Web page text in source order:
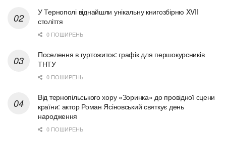
У Тернополі віднайшли унікальну книгозбірню XVII
століття
0 ПОШИРЕНЬ
Поселення в гуртожиток: графік для першокурсників
ТНТУ
0 ПОШИРЕНЬ
Від тернопільського хору «Зоринка» до провідної сцени
країни: актор Роман Ясіновський святкує день
народження
0 ПОШИРЕНЬ